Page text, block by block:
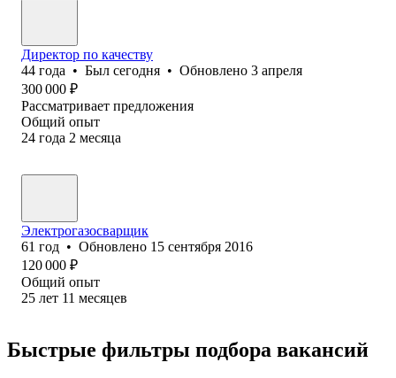
Директор по качеству
44 года • Был сегодня • Обновлено 3 апреля
300 000 ₽
Рассматривает предложения
Общий опыт
24 года 2 месяца
Электрогазосварщик
61 год • Обновлено 15 сентября 2016
120 000 ₽
Общий опыт
25 лет 11 месяцев
Быстрые фильтры подбора вакансий